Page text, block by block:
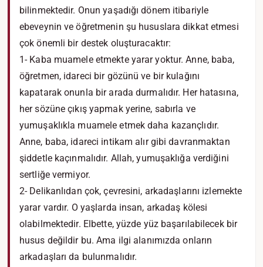
bilinmektedir. Onun yaşadığı dönem itibariyle
ebeveynin ve öğretmenin şu hususlara dikkat etmesi
çok önemli bir destek oluşturacaktır:
1- Kaba muamele etmekte yarar yoktur. Anne, baba,
öğretmen, idareci bir gözünü ve bir kulağını
kapatarak onunla bir arada durmalıdır. Her hatasına,
her sözüne çıkış yapmak yerine, sabırla ve
yumuşaklıkla muamele etmek daha kazançlıdır.
Anne, baba, idareci intikam alır gibi davranmaktan
şiddetle kaçınmalıdır. Allah, yumuşaklığa verdiğini
sertliğe vermiyor.
2- Delikanlıdan çok, çevresini, arkadaşlarını izlemekte
yarar vardır. O yaşlarda insan, arkadaş kölesi
olabilmektedir. Elbette, yüzde yüz başarılabilecek bir
husus değildir bu. Ama ilgi alanımızda onların
arkadaşları da bulunmalıdır.